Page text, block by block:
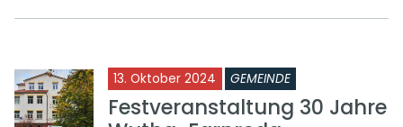
13. Oktober 2024 GEMEINDE
Festveranstaltung 30 Jahre